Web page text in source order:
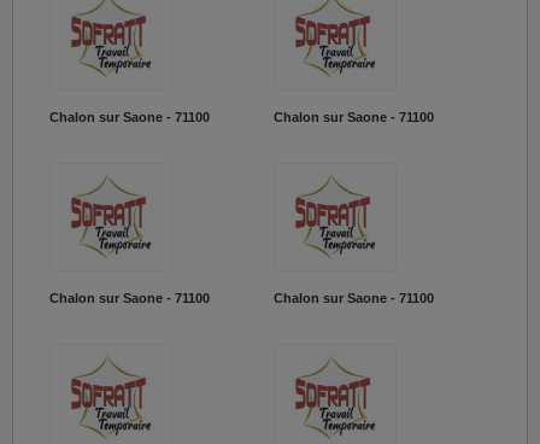
Chalon sur Saone - 71100 Chalon sur Saone - 71100
Chalon sur Saone - 71100 Chalon sur Saone - 71100